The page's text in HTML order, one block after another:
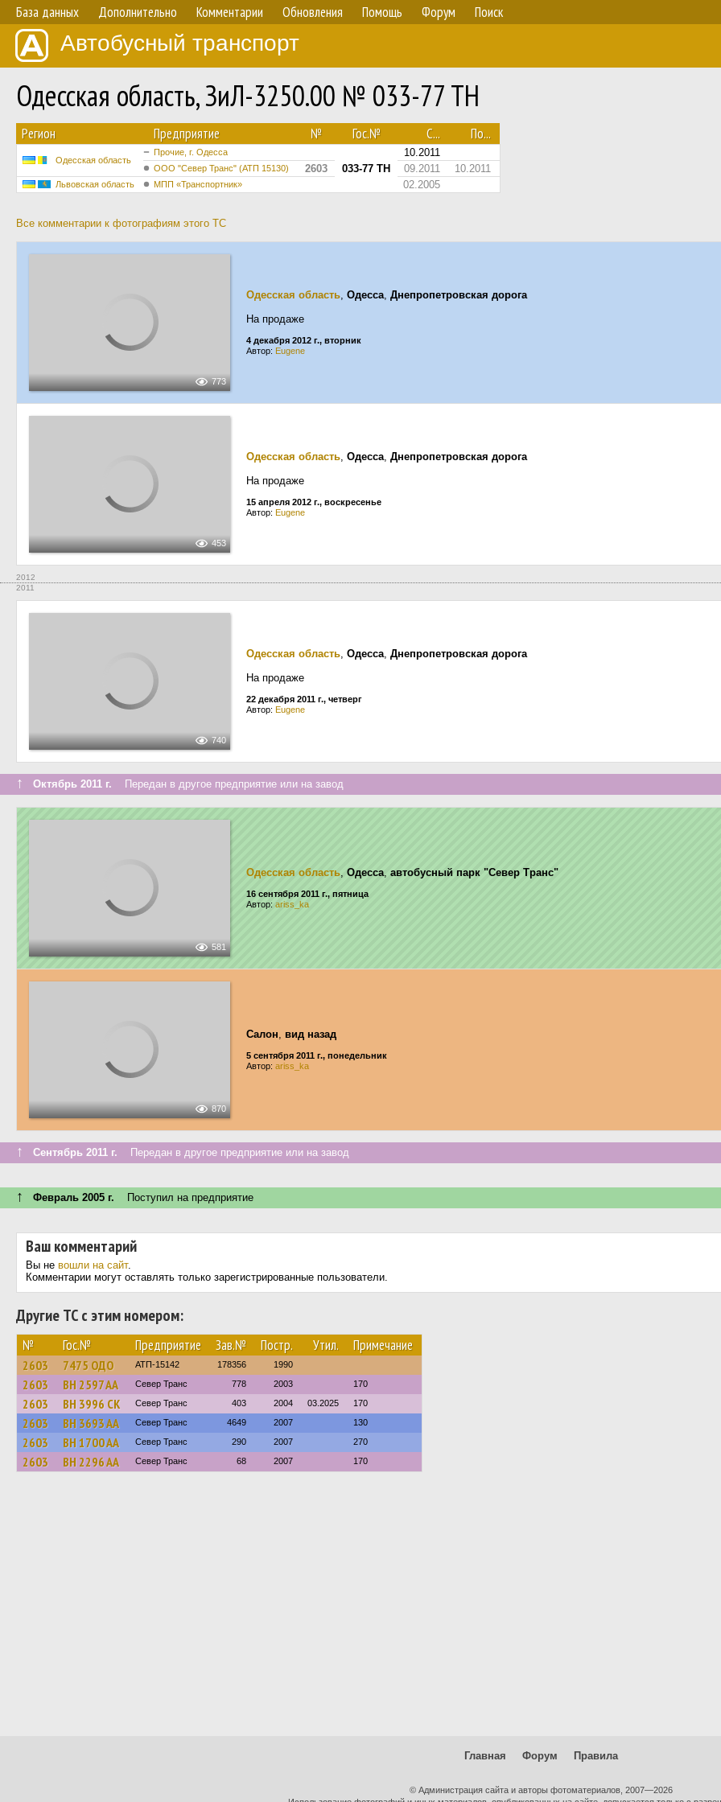
База данных Дополнительно Комментарии Обновления Помощь Форум Поиск
Автобусный транспорт
Одесская область, ЗиЛ-3250.00 № 033-77 ТН
Регион Предприятие № Гос.№ С... По...
Одесская область
Прочие, г. Одесса
033-77 ТН
10.2011
ООО "Север Транс" (АТП 15130) 2603 09.2011 10.2011
Львовская область МПП «Транспортник» 02.2005
Все комментарии к фотографиям этого ТС
773
Одесская область, Одесса, Днепропетровская дорога
На продаже
4 декабря 2012 г., вторник
Автор: Eugene
453
Одесская область, Одесса, Днепропетровская дорога
На продаже
15 апреля 2012 г., воскресенье
Автор: Eugene
2012
2011
740
Одесская область, Одесса, Днепропетровская дорога
На продаже
22 декабря 2011 г., четверг
Автор: Eugene
↑ Октябрь 2011 г. Передан в другое предприятие или на завод
581
Одесская область, Одесса, автобусный парк "Север Транс"
16 сентября 2011 г., пятница
Автор: ariss_ka
870
Салон, вид назад
5 сентября 2011 г., понедельник
Автор: ariss_ka
↑ Сентябрь 2011 г. Передан в другое предприятие или на завод
↑ Февраль 2005 г. Поступил на предприятие
Ваш комментарий
Вы не вошли на сайт.
Комментарии могут оставлять только зарегистрированные пользователи.
Другие ТС с этим номером:
№ Гос.№ Предприятие Зав.№ Постр. Утил. Примечание
2603 7475 ОДО АТП-15142 178356 1990
2603 BH 2597 AA Север Транс 778 2003 170
2603 BH 3996 CK Север Транс 403 2004 03.2025 170
2603 BH 3693 AA Север Транс 4649 2007 130
2603 BH 1700 AA Север Транс 290 2007 270
2603 BH 2296 AA Север Транс 68 2007 170
Главная Форум Правила
© Администрация сайта и авторы фотоматериалов, 2007—2026